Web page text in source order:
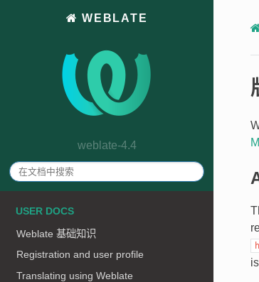
WEBLATE
weblate-4.4
USER DOCS
Weblate 基础知识
Registration and user profile
Translating using Weblate